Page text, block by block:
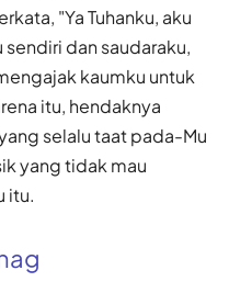
"Ya Tuhanku, aku
dan saudaraku,
kaumku untuk
itu, hendaknya
selalu taat pada-Mu
yang tidak mau
itu.